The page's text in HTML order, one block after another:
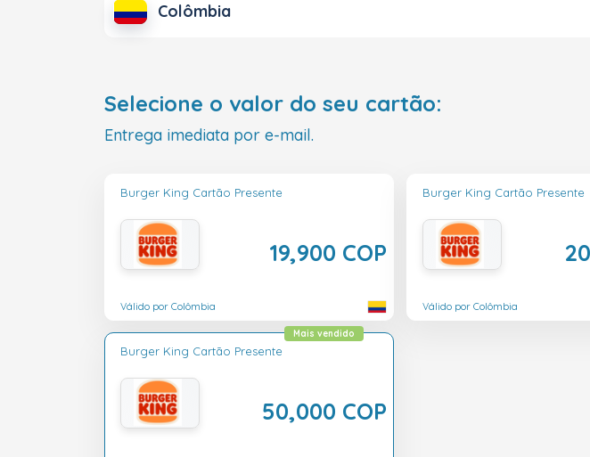
Colômbia
Selecione o valor do seu cartão:
Entrega imediata por e-mail.
Burger King Cartão Presente
19,900 COP
Válido por Colômbia
Burger King Cartão Presente
Válido por Colômbia
Burger King Cartão Presente
50,000 COP
Mais vendido